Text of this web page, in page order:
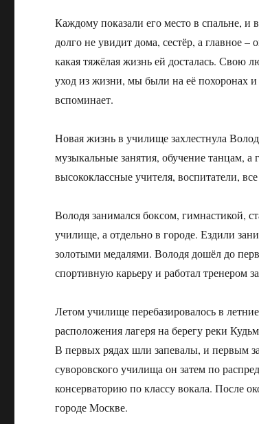
Каждому показали его место в спальне, и
долго не увидит дома, сестёр, а главное
какая тяжёлая жизнь ей досталась. Свою
уход из жизни, мы были на её похоронах
вспоминает.
Новая жизнь в училище захлестнула
музыкальные занятия, обучение танцам,
высококлассные учителя, воспитатели,
Володя занимался боксом, гимнастикой,
училище, а отдельно в городе. Ездили
золотыми медалями. Володя дошёл до
спортивную карьеру и работал
Летом училище перебазировалось в
расположения лагеря на берегу реки
В первых рядах шли запевалы, и первым
суворовского училища он затем по
консерваторию по классу вокала. После
городе Москве.